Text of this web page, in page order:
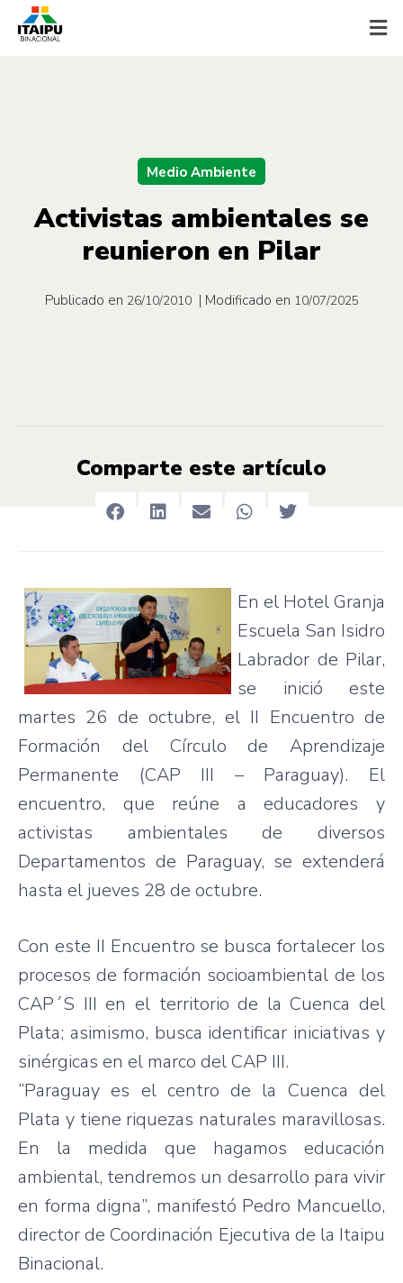
Medio Ambiente
Activistas ambientales se
reunieron en Pilar
Publicado en 26/10/2010 | Modificado en 10/07/2025
Comparte este artículo
En el Hotel Granja
Escuela San Isidro
Labrador de Pilar,
se inició este
martes 26 de octubre, el II Encuentro de
Formación del Círculo de Aprendizaje
Permanente (CAP III – Paraguay). El
encuentro, que reúne a educadores y
activistas ambientales de diversos
Departamentos de Paraguay, se extenderá
hasta el jueves 28 de octubre.
Con este II Encuentro se busca fortalecer los
procesos de formación socioambiental de los
CAP´S III en el territorio de la Cuenca del
Plata; asimismo, busca identificar iniciativas y
sinérgicas en el marco del CAP III.
“Paraguay es el centro de la Cuenca del
Plata y tiene riquezas naturales maravillosas.
En la medida que hagamos educación
ambiental, tendremos un desarrollo para vivir
en forma digna”, manifestó Pedro Mancuello,
director de Coordinación Ejecutiva de la Itaipu
Binacional.